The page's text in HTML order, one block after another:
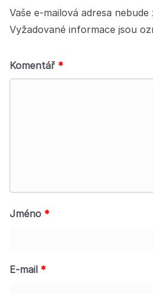
Vaše e-mailová adresa nebude
Vyžadované informace jsou
Komentář *
Jméno *
E-mail *